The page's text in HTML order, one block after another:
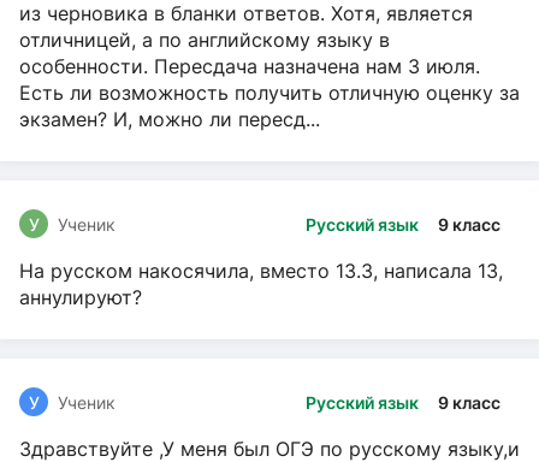
из черновика в бланки ответов. Хотя, является
отличницей, а по английскому языку в
особенности. Пересдача назначена нам 3 июля.
Есть ли возможность получить отличную оценку за
экзамен? И, можно ли пересд...
Русский язык 9 класс
У Ученик
На русском накосячила, вместо 13.3, написала 13,
аннулируют?
Русский язык 9 класс
У Ученик
Здравствуйте ,У меня был ОГЭ по русскому языку,и